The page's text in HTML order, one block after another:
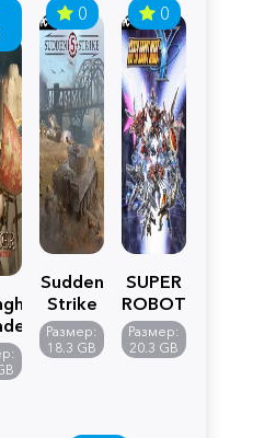
0
Sudden
Strike
5
Размер:
18.3 GB
0
SUPER
ROBOT
WARS
Y
Размер:
20.3 GB